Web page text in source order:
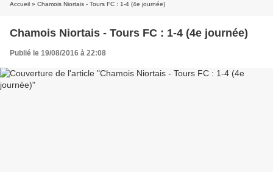
Accueil » Chamois Niortais - Tours FC : 1-4 (4e journée)
Chamois Niortais - Tours FC : 1-4 (4e journée)
Publié le 19/08/2016 à 22:08